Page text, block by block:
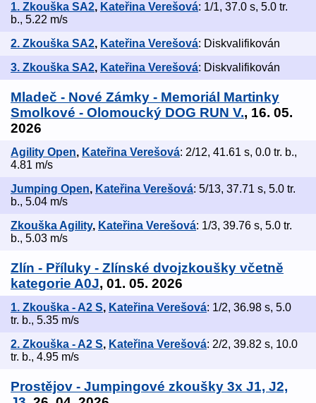
1. Zkouška SA2, Kateřina Verešová: 1/1, 37.0 s, 5.0 tr.
b., 5.22 m/s
2. Zkouška SA2, Kateřina Verešová: Diskvalifikován
3. Zkouška SA2, Kateřina Verešová: Diskvalifikován
Mladeč - Nové Zámky - Memoriál Martinky
Smolkové - Olomoucký DOG RUN V., 16. 05.
2026
Agility Open, Kateřina Verešová: 2/12, 41.61 s, 0.0 tr. b.,
4.81 m/s
Jumping Open, Kateřina Verešová: 5/13, 37.71 s, 5.0 tr.
b., 5.04 m/s
Zkouška Agility, Kateřina Verešová: 1/3, 39.76 s, 5.0 tr.
b., 5.03 m/s
Zlín - Příluky - Zlínské dvojzkoušky včetně
kategorie A0J, 01. 05. 2026
1. Zkouška - A2 S, Kateřina Verešová: 1/2, 36.98 s, 5.0
tr. b., 5.35 m/s
2. Zkouška - A2 S, Kateřina Verešová: 2/2, 39.82 s, 10.0
tr. b., 4.95 m/s
Prostějov - Jumpingové zkoušky 3x J1, J2,